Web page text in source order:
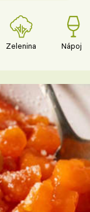
Zelenina Nápoje